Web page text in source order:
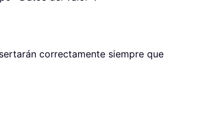
correctamente siempre que